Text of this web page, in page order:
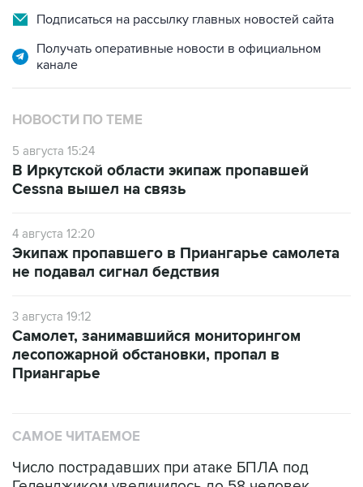
Подписаться на рассылку главных новостей сайта
Получать оперативные новости в официальном
канале
НОВОСТИ ПО ТЕМЕ
5 августа 15:24
В Иркутской области экипаж пропавшей
Cessna вышел на связь
4 августа 12:20
Экипаж пропавшего в Приангарье самолета
не подавал сигнал бедствия
3 августа 19:12
Самолет, занимавшийся мониторингом
лесопожарной обстановки, пропал в
Приангарье
САМОЕ ЧИТАЕМОЕ
Число пострадавших при атаке БПЛА под